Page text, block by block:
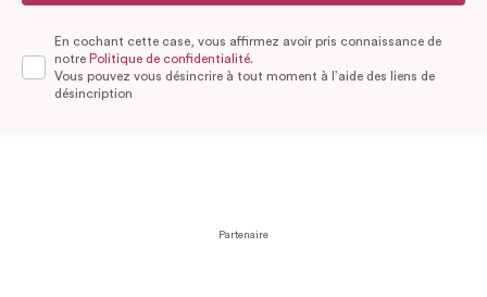
En cochant cette case, vous affirmez avoir pris connaissance de
notre Politique de confidentialité.
Vous pouvez vous désincrire à tout moment à l’aide des liens de
désincription
Partenaire